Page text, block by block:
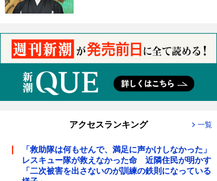
アクセスランキング 一覧
「救助隊は何もせんで、満足に声かけしなかった」
レスキュー隊が救えなかった命 近隣住民が明かす
「二次被害を出さないのが訓練の鉄則になっている